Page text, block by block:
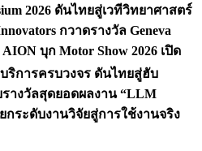
2026 ดันไทยสู่เวทีวิทยาศาสตร์
กวาดรางวัล Geneva
AION บุก Motor Show 2026 เปิด
ริการครบวงจร ดันไทยสู่ฮับ
างวัลสุดยอดผลงาน “LLM
ระดับงานวิจัยสู่การใช้งานจริง